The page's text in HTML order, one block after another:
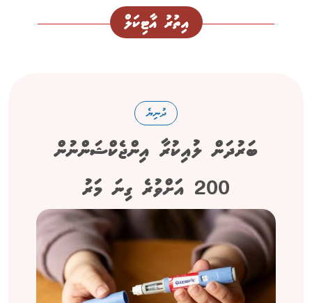
އިތުރު އާޓިކަލް
ދުނިޔެ
ބަރުދަން ލުއިކުރާ އިންޖެކްޝަންނުން
200 އަށްވުރެ ގިނަ މަރު